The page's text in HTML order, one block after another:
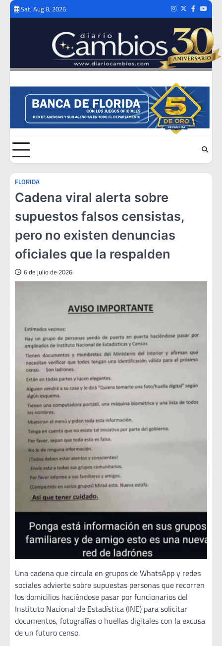
Skip
Sat, Aug 8, 2026 Instagram
TwitterFacebook
FLORIDA
Cadena viral alerta sobre
supuestos falsos censistas,
pero no existen denuncias
oficiales que la respalden
6 de julio de 2026
Una cadena que circula en grupos de WhatsApp y redes
sociales advierte sobre supuestas personas que recorren
los domicilios haciéndose pasar por funcionarios del
Instituto Nacional de Estadística (INE) para solicitar
documentos, fotografías o huellas digitales con la excusa
de un futuro censo.